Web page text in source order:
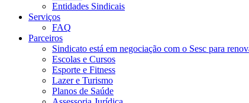
Entidades Sindicais
Serviços
FAQ
Parceiros
Sindicato está em negociação com o Sesc para
Escolas e Cursos
Esporte e Fitness
Lazer e Turismo
Planos de Saúde